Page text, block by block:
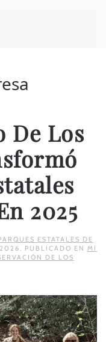
De Los
2025
ESTATALES DE
. PUBLICADO EN MI
DE LOS